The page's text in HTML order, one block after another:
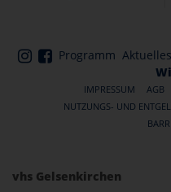
Programm Aktuelles
IMPRESSUM AGB
NUTZUNGS- UND
vhs Gelsenkirchen